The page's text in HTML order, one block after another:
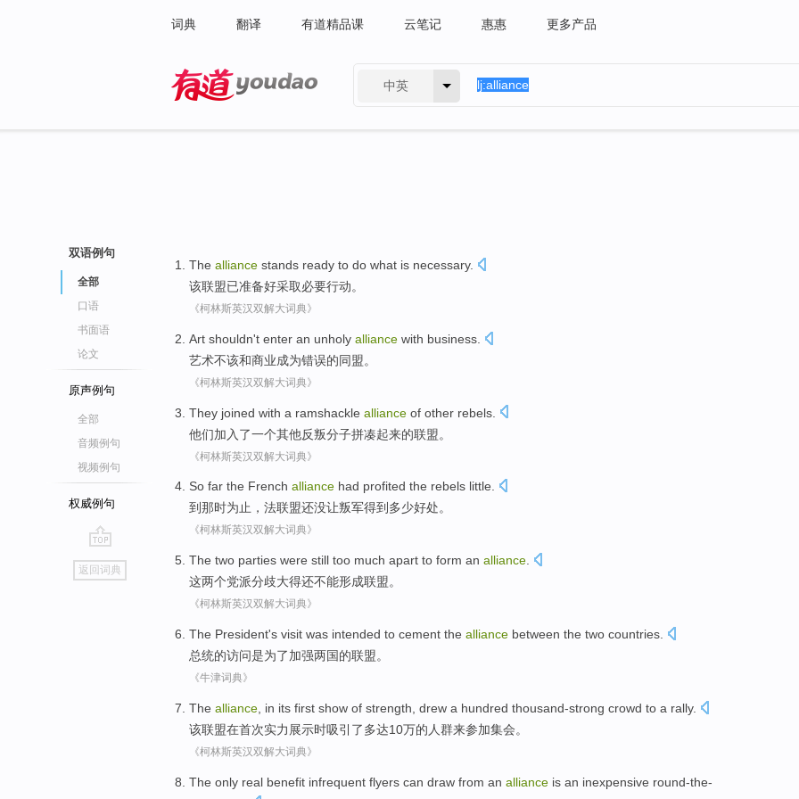
词典 翻译 有道精品课 云笔记 惠惠 更多产品
中英
双语例句
全部
口语
书面语
论文
原声例句
全部
音频例句
视频例句
权威例句
go
top
返回词典
The alliance stands ready to do what is necessary.
该联盟已准备好采取必要行动。
《柯林斯英汉双解大词典》
Art shouldn't enter an unholy alliance with business
艺术不该和商业成为错误的同盟。
《柯林斯英汉双解大词典》
They joined with a ramshackle alliance of other rebels
他们加入 了一个其他反叛分子拼凑起来的联盟。
《柯林斯英汉双解大词典》
So far the French alliance had profited the rebels little.
到那时为止 ， 法联盟还没让叛军得到多少好处。
《柯林斯英汉双解大词典》
The two parties were still too much apart to form an alliance
这两个党派分歧大得还不能形成联盟。
《柯林斯英汉双解大词典》
The President's visit was intended to cement the alliance between the two countries.
总统的访问是为了加强两国的联盟。
《牛津词典》
The alliance in its first show of strength drew a hundred thousand-strong crowd to a rally.
该联盟在首次实力 展示时吸引了多达10万的 人群来参加集会。
《柯林斯英汉双解大词典》
The only real benefit infrequent flyers can draw from an alliance is an inexpensive round-the-